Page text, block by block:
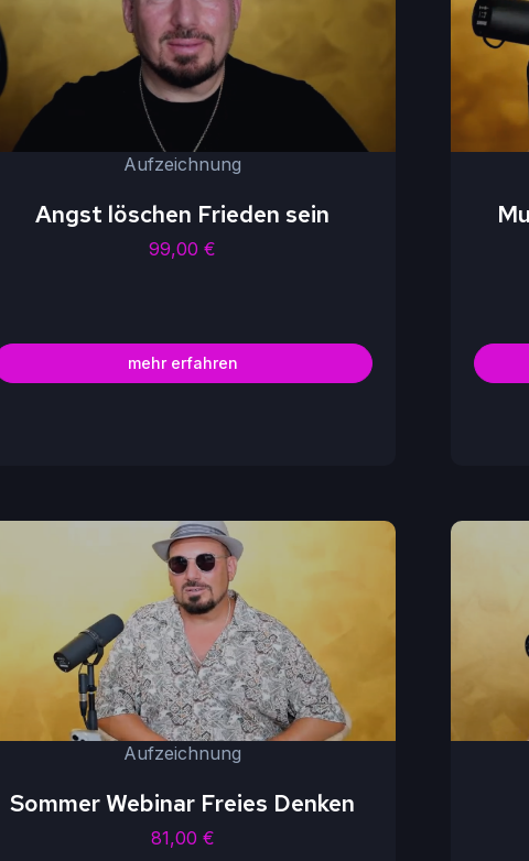
Aufzeichnung
Angst löschen Frieden sein
99,00€
mehr erfahren
Aufzeichnung
Sommer Webinar Freies Denken
81,00 €